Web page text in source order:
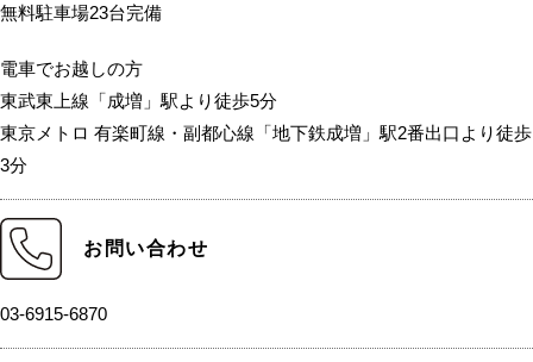
無料駐車場23台完備
電車でお越しの方
東武東上線「成増」駅より徒歩5分
東京メトロ 有楽町線・副都心線「地下鉄成増」駅2番出口より徒歩
3分
お問い合わせ
03-6915-6870